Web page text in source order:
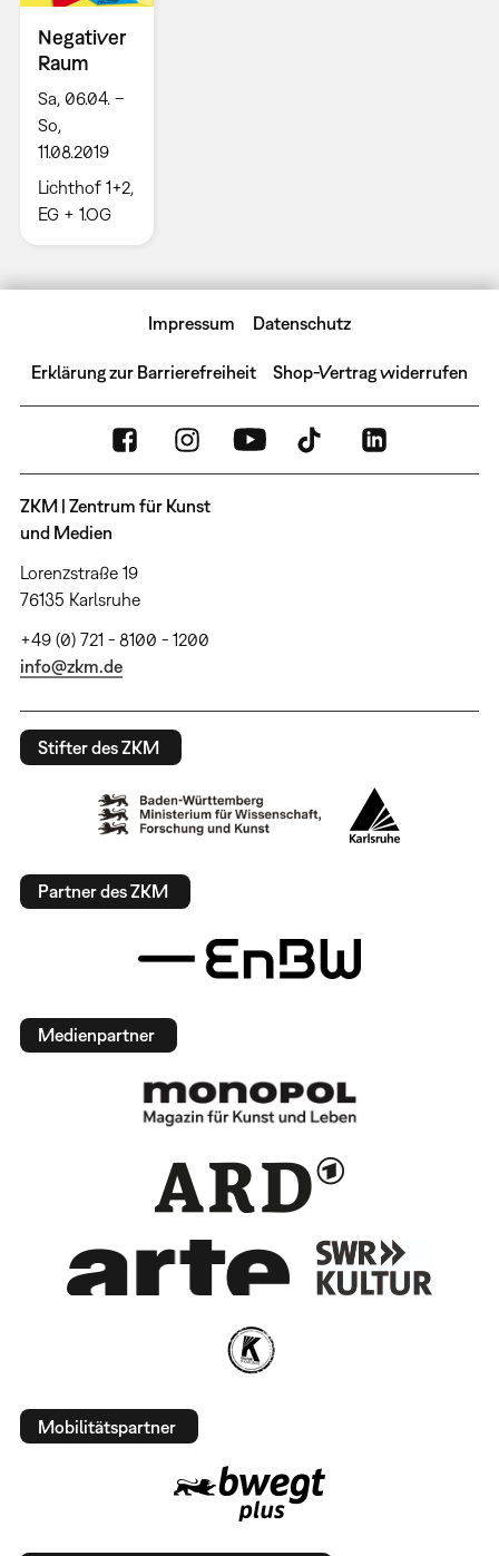
Negativer
Raum
Sa, 06.04. –
So,
11.08.2019
Lichthof 1+2,
EG + 1.OG
Impressum Datenschutz
Erklärung zur Barrierefreiheit Shop-Vertrag widerrufen
ZKM | Zentrum für Kunst
und Medien
Lorenzstraße 19
76135 Karlsruhe
+49 (0) 721 - 8100 - 1200
info@zkm.de
Stifter des ZKM
Partner des ZKM
Medienpartner
Mobilitätspartner